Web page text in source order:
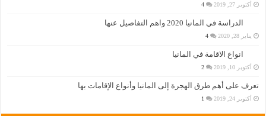
أكتوبر 27, 2019 4
الدراسة في المانيا 2020 واهم التفاصيل عنها
يناير 28, 2020 4
انواع الاقامة في المانيا
أكتوبر 10, 2019 2
تعرف على أهم طرق الهجرة إلى المانيا وأنواع الإقامات بها
أكتوبر 24, 2019 1